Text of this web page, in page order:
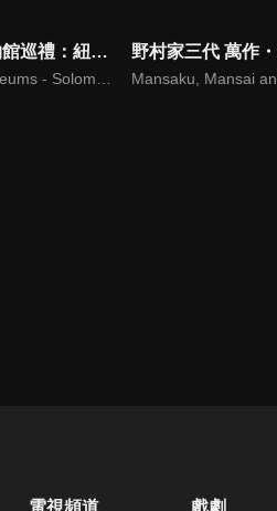
世界八大博物館巡禮：紐約古根漢美術館
The Art of Museums - Solomon R. Guggenheim Museum, New York
電視頻道 戲劇